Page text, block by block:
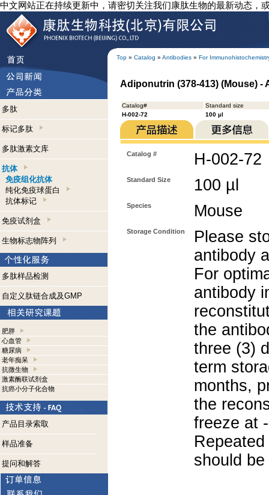
中文网站正在持续更新中，请密切关注我们康肽生物的最新动态，
Top » Catalog » Antibodies » For
多肽
标记多肽
多肽激素文库
抗体
免疫组化抗体
纯化免疫球蛋白
抗体标记
免疫试剂盒
生物标志物阵列
多肽样品检测
自定义肽链合成及GMP
肥胖
心血管
糖尿病
老年痴呆
抗微生物
激素酶联试剂盒
抗癌小分子化合物
产品目录索取
样品准备
提问和解答
Adiponutrin (378-413) (Mouse)
Catalog#
Standard size
H-002-72
100 µl
Catalog # H-002-72
Standard Size 100 µl
Species Mouse
Storage Condition
Please
antibody
For
antibody
the
three (3)
term
months,
the
freeze at
should